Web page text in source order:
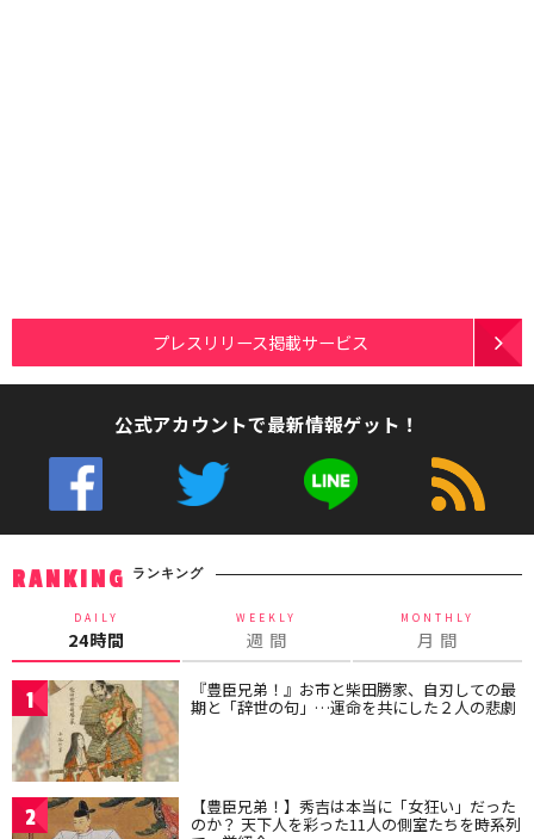
プレスリリース掲載サービス
公式アカウントで最新情報ゲット！
RANKING ランキング
DAILY
24時間
WEEKLY
週 間
MONTHLY
月 間
1 『豊臣兄弟！』お市と柴田勝家、自刃しての最
期と「辞世の句」…運命を共にした２人の悲劇
2 【豊臣兄弟！】秀吉は本当に「女狂い」だった
のか？ 天下人を彩った11人の側室たちを時系列